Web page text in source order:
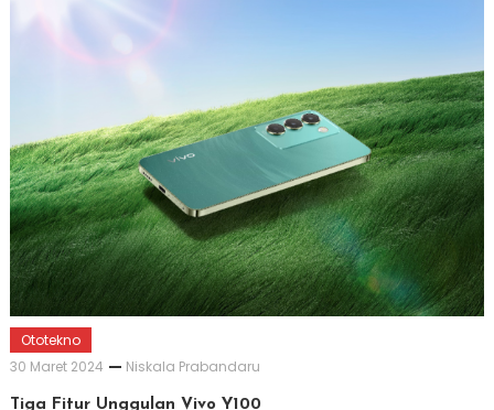
Ototekno
30 Maret 2024
Niskala Prabandaru
Tiga Fitur Unggulan Vivo Y100